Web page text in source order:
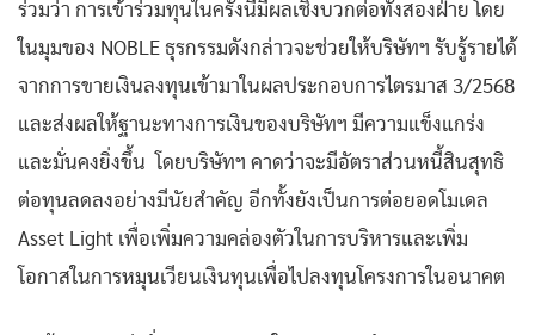
ร่วมว่า การเข้าร่วมทุนในครั้งนี้มีผลเชิงบวกต่อทั้งสองฝ่าย โดย
ในมุมของ NOBLE ธุรกรรมดังกล่าวจะช่วยให้บริษัทฯ รับรู้รายได้
จากการขายเงินลงทุนเข้ามาในผลประกอบการไตรมาส 3/2568
และส่งผลให้ฐานะทางการเงินของบริษัทฯ มีความแข็งแกร่ง
และมั่นคงยิ่งขึ้น โดยบริษัทฯ คาดว่าจะมีอัตราส่วนหนี้สินสุทธิ
ต่อทุนลดลงอย่างมีนัยสำคัญ อีกทั้งยังเป็นการต่อยอดโมเดล
Asset Light เพื่อเพิ่มความคล่องตัวในการบริหารและเพิ่ม
โอกาสในการหมุนเวียนเงินทุนเพื่อไปลงทุนโครงการในอนาคต